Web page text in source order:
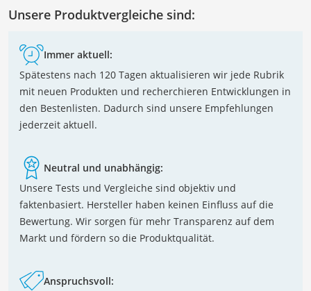
Unsere Produktvergleiche sind:
Immer aktuell:
Spätestens nach 120 Tagen aktualisieren wir jede Rubrik
mit neuen Produkten und recherchieren Entwicklungen in
den Bestenlisten. Dadurch sind unsere Empfehlungen
jederzeit aktuell.
Neutral und unabhängig:
Unsere Tests und Vergleiche sind objektiv und
faktenbasiert. Hersteller haben keinen Einfluss auf die
Bewertung. Wir sorgen für mehr Transparenz auf dem
Markt und fördern so die Produktqualität.
Anspruchsvoll: